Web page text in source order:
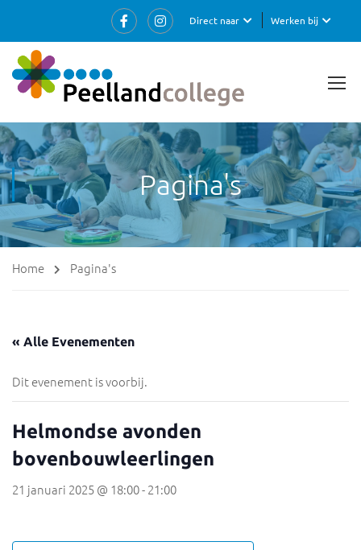
Werken bij
Direct naar
Pagina's
Home Pagina's
« Alle Evenementen
Dit evenement is voorbij.
Helmondse avonden
bovenbouwleerlingen
21 januari 2025 @ 18:00-21:00